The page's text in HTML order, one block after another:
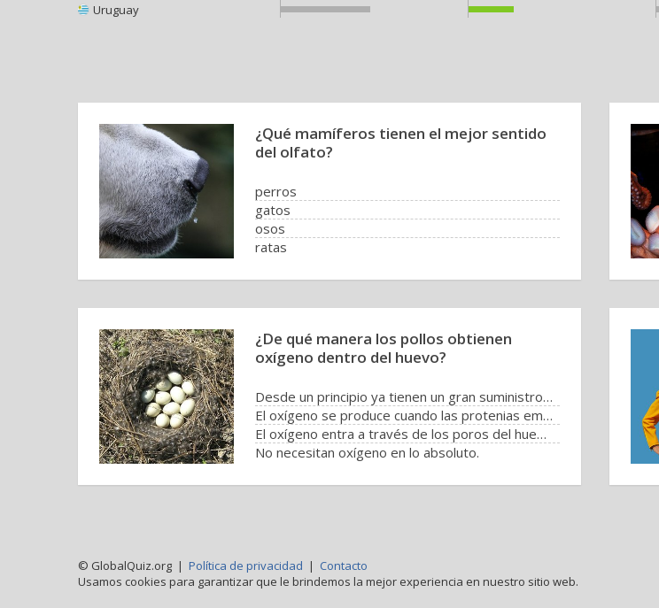
Uruguay
¿Qué mamíferos tienen el mejor sentido
del olfato?
perros
gatos
osos
ratas
¿De qué manera los pollos obtienen
oxígeno dentro del huevo?
Desde un principio ya tienen un gran suministro de oxígeno.
El oxígeno se produce cuando las protenias empiezan a reducirse.
El oxígeno entra a través de los poros del huevo.
No necesitan oxígeno en lo absoluto.
© GlobalQuiz.org | Política de privacidad | Contacto
Usamos cookies para garantizar que le brindemos la mejor experiencia en nuestro sitio web.